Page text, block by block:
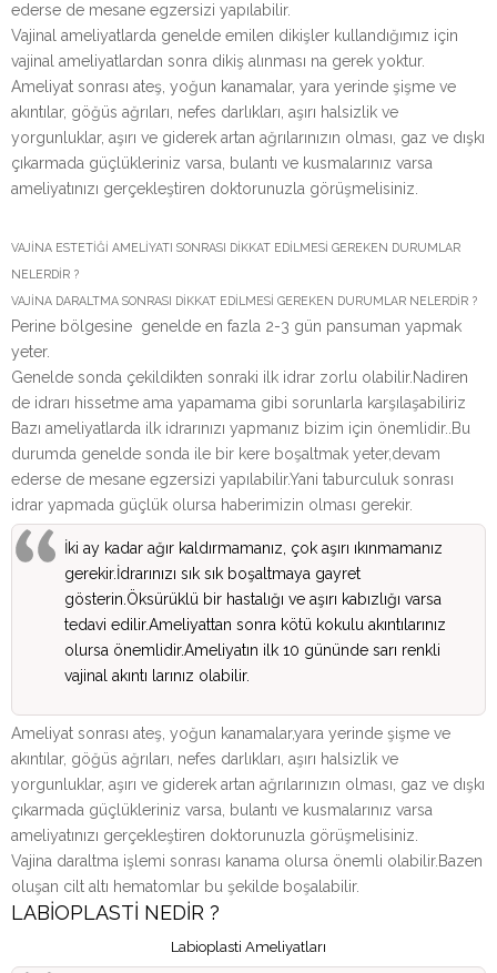
ederse de mesane egzersizi yapılabilir.
Vajinal ameliyatlarda genelde emilen dikişler kullandığımız için
vajinal ameliyatlardan sonra dikiş alınması na gerek yoktur.
Ameliyat sonrası ateş, yoğun kanamalar, yara yerinde şişme ve
akıntılar, göğüs ağrıları, nefes darlıkları, aşırı halsizlik ve
yorgunluklar, aşırı ve giderek artan ağrılarınızın olması, gaz ve dışkı
çıkarmada güçlükleriniz varsa, bulantı ve kusmalarınız varsa
ameliyatınızı gerçekleştiren doktorunuzla görüşmelisiniz.
VAJİNA ESTETİĞİ AMELİYATI SONRASI DİKKAT EDİLMESİ GEREKEN DURUMLAR
NELERDİR ?
VAJİNA DARALTMA SONRASI DİKKAT EDİLMESİ GEREKEN DURUMLAR NELERDİR ?
Perine bölgesine genelde en fazla 2-3 gün pansuman yapmak
yeter.
Genelde sonda çekildikten sonraki ilk idrar zorlu olabilir.Nadiren
de idrarı hissetme ama yapamama gibi sorunlarla karşılaşabiliriz
Bazı ameliyatlarda ilk idrarınızı yapmanız bizim için önemlidir..Bu
durumda genelde sonda ile bir kere boşaltmak yeter,devam
ederse de mesane egzersizi yapılabilir.Yani taburculuk sonrası
idrar yapmada güçlük olursa haberimizin olması gerekir.
İki ay kadar ağır kaldırmamanız, çok aşırı ıkınmamanız
gerekir.İdrarınızı sık sık boşaltmaya gayret
gösterin.Öksürüklü bir hastalığı ve aşırı kabızlığı varsa
tedavi edilir.Ameliyattan sonra kötü kokulu akıntılarınız
olursa önemlidir.Ameliyatın ilk 10 gününde sarı renkli
vajinal akıntı larınız olabilir.
Ameliyat sonrası ateş, yoğun kanamalar,yara yerinde şişme ve
akıntılar, göğüs ağrıları, nefes darlıkları, aşırı halsizlik ve
yorgunluklar, aşırı ve giderek artan ağrılarınızın olması, gaz ve dışkı
çıkarmada güçlükleriniz varsa, bulantı ve kusmalarınız varsa
ameliyatınızı gerçekleştiren doktorunuzla görüşmelisiniz.
Vajina daraltma işlemi sonrası kanama olursa önemli olabilir.Bazen
oluşan cilt altı hematomlar bu şekilde boşalabilir.
LABİOPLASTİ NEDİR ?
Labioplasti Ameliyatları